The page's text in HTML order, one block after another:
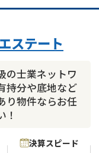
ステート
の士業ネットワ
持分や底地など
り物件ならお任
！
決算スピード